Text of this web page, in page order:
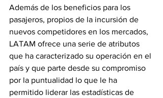
Además de los beneficios para los
pasajeros, propios de la incursión de
nuevos competidores en los mercados,
LATAM ofrece una serie de atributos
que ha caracterizado su operación en el
país y que parte desde su compromiso
por la puntualidad lo que le ha
permitido liderar las estadísticas de